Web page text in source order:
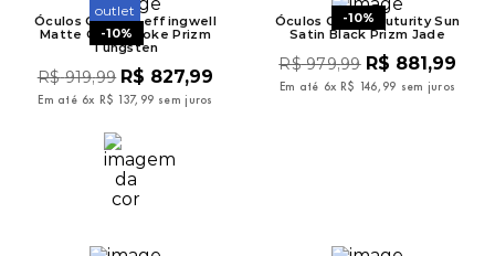
outlet
-10%
Óculos Oakley Leffingwell
Matte Grey Smoke Prizm
Tungsten
R$ 919,99 R$ 827,99
Em até 6x R$ 137, 99 sem juros
-10%
Óculos Oakley Futurity Sun
Satin Black Prizm Jade
R$ 979,99 R$ 881,99
Em até 6x R$ 146, 99 sem juros